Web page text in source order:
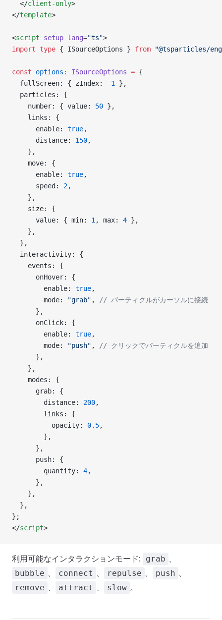
  </
client-only>
</template>
<script setup lang="ts">
import type { ISourceOptions } from "@tsparticles/
const options : ISourceOptions = {
  fullScreen: { zIndex:
-1
},
  particles: {
    number: { value:
50 },
    links: {
      enable:
true,
      distance:
150,
    },
    move: {
      enable:
true,
      speed:
2,
    },
    size: {
      value: { min:
1 , max: 4 },
    },
  },
  interactivity: {
    events: {
      onHover: {
        enable:
true,
        mode:
"grab" ,
// パーティクルがカーソルに接続
      },
      onClick: {
        enable:
true,
        mode:
"push" ,
// クリックでパーティクルを追加
      },
    },
    modes: {
      grab: {
        distance:
200,
        links: {
          opacity:
0.5,
        },
      },
      push: {
        quantity:
4,
      },
    },
  },
};
</script>
利用可能なインタラクションモード: grab
bubble connect repulse push
remove attract slow 。